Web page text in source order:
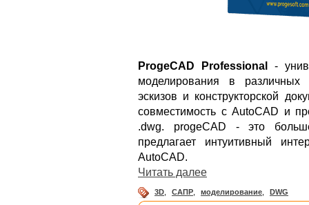
ProgeCAD Professional
-
моделирования в различных
эскизов и конструкторской
совместимость с AutoCAD и
.dwg. progeCAD - это
предлагает интуитивный
AutoCAD.
Читать далее
3D САПР моделирование DWG